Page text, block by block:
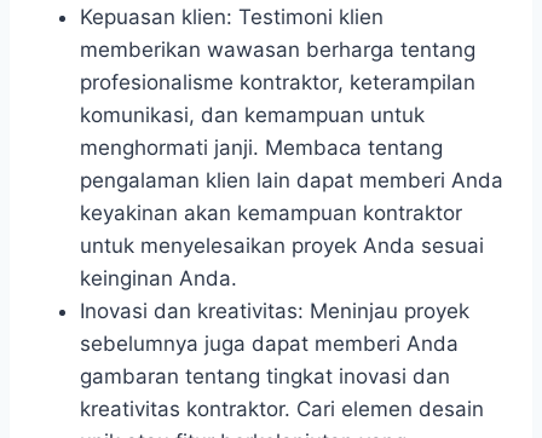
Kepuasan klien: Testimoni klien
memberikan wawasan berharga tentang
profesionalisme kontraktor, keterampilan
komunikasi, dan kemampuan untuk
menghormati janji. Membaca tentang
pengalaman klien lain dapat memberi Anda
keyakinan akan kemampuan kontraktor
untuk menyelesaikan proyek Anda sesuai
keinginan Anda.
Inovasi dan kreativitas: Meninjau proyek
sebelumnya juga dapat memberi Anda
gambaran tentang tingkat inovasi dan
kreativitas kontraktor. Cari elemen desain